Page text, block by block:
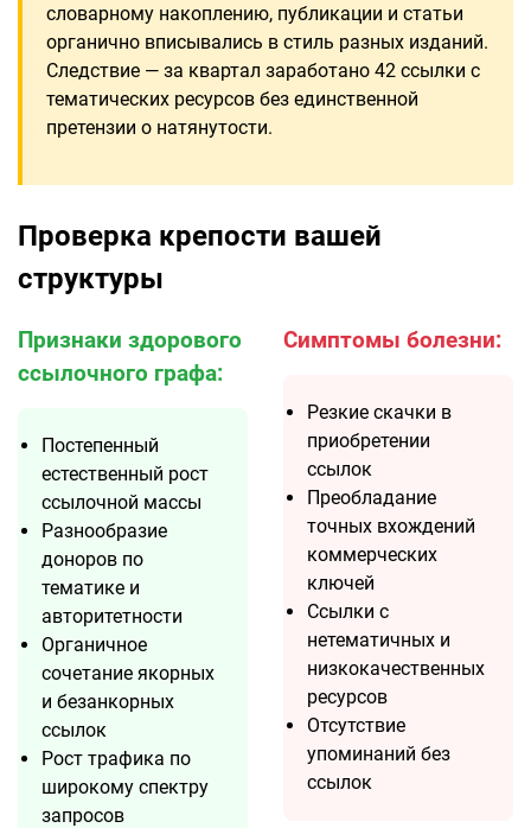
словарному накоплению, публикации и статьи
органично вписывались в стиль разных изданий.
Следствие — за квартал заработано 42 ссылки с
тематических ресурсов без единственной
претензии о натянутости.
Проверка крепости вашей
структуры
Признаки здорового
ссылочного графа:
Постепенный
естественный рост
ссылочной массы
Разнообразие
доноров по
тематике и
авторитетности
Органичное
сочетание якорных
и безанкорных
ссылок
Рост трафика по
широкому спектру
запросов
Симптомы болезни:
Резкие скачки в
приобретении
ссылок
Преобладание
точных вхождений
коммерческих
ключей
Ссылки с
нетематичных и
низкокачественных
ресурсов
Отсутствие
упоминаний без
ссылок